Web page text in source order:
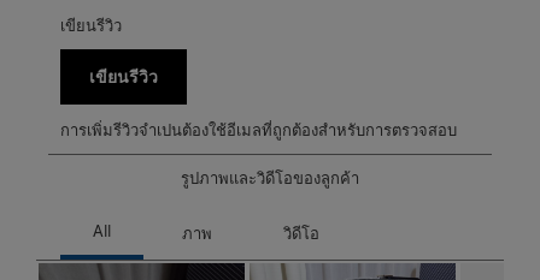
เขียนรีวิว
เขียนรีวิว
การเพิ่มรีวิวจำเปนต้องใช้อีเมลที่ถูกต้องสำหรับการตรวจสอบ
รูปภาพและวิดีโอของลูกค้า